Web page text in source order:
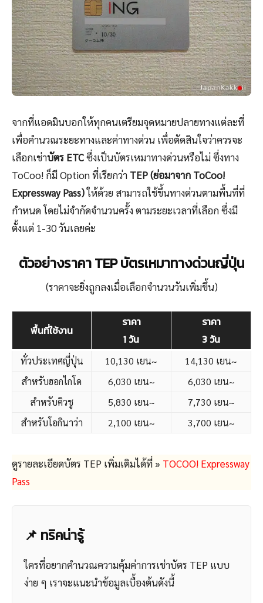
จากที่แอดมินบอกให้ทุกคนเตรียมจุดหมายปลายทางแต่ละที่
เพื่อคำนวณระยะทางและค่าทางด่วน เพื่อตัดสินใจว่าควรจะ
เลือกเช่าบัตร ETCซึ่งเป็นบัตรเหมาทางด่วนหรือไม่ ซึ่งทาง
ToCoo! ก็มี Option ที่เรียกว่า TEP (ย่อมาจาก ToCoo!
Expressway Pass)ให้ด้วย สามารถใช้ขึ้นทางด่วนตามพื้นที่ที่
กำหนด โดยไม่จำกัดจำนวนครั้ง ตามระยะเวลาที่เลือก ซึ่งมี
ตั้งแต่ 1-30 วันเลยค่ะ
ตัวอย่างราคา TEP บัตรเหมาทางด่วนญี่ปุ่น
(ราคาจะยิ่งถูกลงเมื่อเลือกจำนวนวันเพิ่มขึ้น)
พื้นที่ใช้งาน
ราคา
1 วัน
ราคา
3 วัน
ทั่วประเทศญี่ปุ่น 10,130 เยน~
14,130 เยน~
สำหรับฮอกไกโด
6,030 เยน~
6,030 เยน~
สำหรับคิวชู
5,830 เยน~
7,730 เยน~
สำหรับโอกินาว่า
2,100 เยน~ 3,700 เยน~
ดูรายละเอียดบัตร TEP เพิ่มเติมได้ที่ » TOCOO! Expressway
Pass
📌 ทริคน่ารู้
ใครที่อยากคำนวณความคุ้มค่าการเช่าบัตร TEP แบบ
ง่าย ๆ เราจะแนะนำข้อมูลเบื้องต้นดังนี้